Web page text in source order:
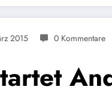
2015 0 Kommentare